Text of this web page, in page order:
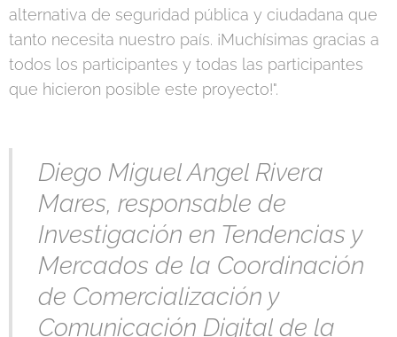
alternativa de seguridad pública y ciudadana que
tanto necesita nuestro país. ¡Muchísimas gracias a
todos los participantes y todas las participantes
que hicieron posible este proyecto!".
Diego Miguel Angel Rivera
Mares, responsable de
Investigación en Tendencias y
Mercados de la Coordinación
de Comercialización y
Comunicación Digital de la